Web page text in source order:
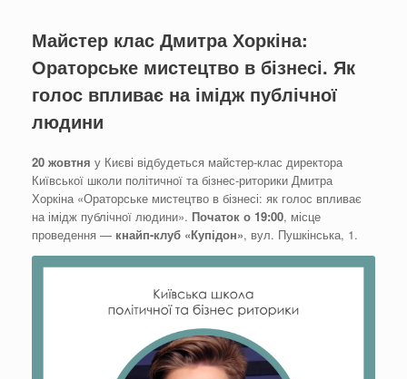
Майстер клас Дмитра Хоркіна:
Ораторське мистецтво в бізнесі. Як
голос впливає на імідж публічної
людини
20 жовтня у Києві відбудеться майстер-клас директора
Київської школи політичної та бізнес-риторики Дмитра
Хоркіна «Ораторське мистецтво в бізнесі: як голос впливає
на імідж публічної людини». Початок о 19:00, місце
проведення — кнайп-клуб «Купідон», вул. Пушкінська, 1.